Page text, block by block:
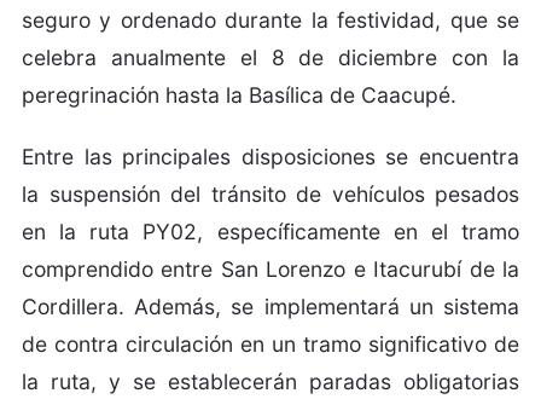
seguro y ordenado durante la festividad, que se
celebra anualmente el 8 de diciembre con la
peregrinación hasta la Basílica de Caacupé.
Entre las principales disposiciones se encuentra
la suspensión del tránsito de vehículos pesados
en la ruta PY02, específicamente en el tramo
comprendido entre San Lorenzo e Itacurubí de la
Cordillera. Además, se implementará un sistema
de contra circulación en un tramo significativo de
la ruta, y se establecerán paradas obligatorias